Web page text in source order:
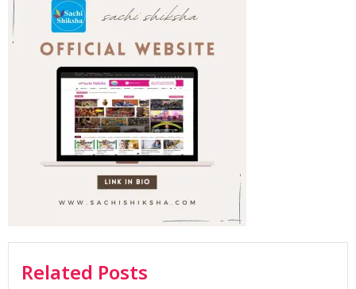
Related Posts